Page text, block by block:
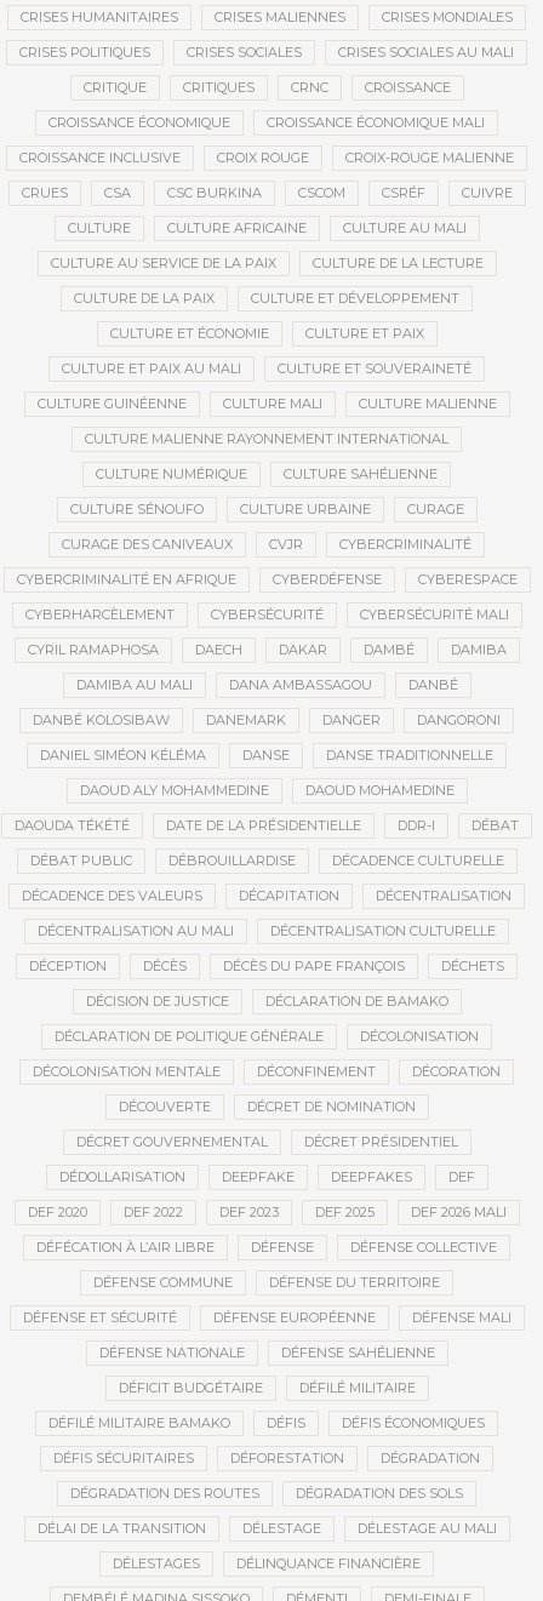
CRISES HUMANITAIRES CRISES MALIENNES CRISES MONDIALES
CRISES POLITIQUES CRISES SOCIALES CRISES SOCIALES AU MALI
CRITIQUE CRITIQUES CRNC CROISSANCE
CROISSANCE ÉCONOMIQUE CROISSANCE ÉCONOMIQUE MALI
CROISSANCE INCLUSIVE CROIX ROUGE CROIX-ROUGE MALIENNE
CRUES CSA CSC BURKINA CSCOM CSRÉF CUIVRE
CULTURE CULTURE AFRICAINE CULTURE AU MALI
CULTURE AU SERVICE DE LA PAIX CULTURE DE LA LECTURE
CULTURE DE LA PAIX CULTURE ET DÉVELOPPEMENT
CULTURE ET ÉCONOMIE CULTURE ET PAIX
CULTURE ET PAIX AU MALI CULTURE ET SOUVERAINETÉ
CULTURE GUINÉENNE CULTURE MALI CULTURE MALIENNE
CULTURE MALIENNE RAYONNEMENT INTERNATIONAL
CULTURE NUMÉRIQUE CULTURE SAHÉLIENNE
CULTURE SÉNOUFO CULTURE URBAINE CURAGE
CURAGE DES CANIVEAUX CVJR CYBERCRIMINALITÉ
CYBERCRIMINALITÉ EN AFRIQUE CYBERDÉFENSE CYBERESPACE
CYBERHARCÈLEMENT CYBERSÉCURITÉ CYBERSÉCURITÉ MALI
CYRIL RAMAPHOSA DAECH DAKAR DAMBÉ DAMIBA
DAMIBA AU MALI DANA AMBASSAGOU DANBÉ
DANBÉ KOLOSIBAW DANEMARK DANGER DANGORONI
DANIEL SIMÉON KÉLÉMA DANSE DANSE TRADITIONNELLE
DAOUD ALY MOHAMMEDINE DAOUD MOHAMEDINE
DAOUDA TÉKÉTÉ DATE DE LA PRÉSIDENTIELLE DDR-I DÉBAT
DÉBAT PUBLIC DÉBROUILLARDISE DÉCADENCE CULTURELLE
DÉCADENCE DES VALEURS DÉCAPITATION DÉCENTRALISATION
DÉCENTRALISATION AU MALI DÉCENTRALISATION CULTURELLE
DÉCEPTION DÉCÈS DÉCÈS DU PAPE FRANÇOIS DÉCHETS
DÉCISION DE JUSTICE DÉCLARATION DE BAMAKO
DÉCLARATION DE POLITIQUE GÉNÉRALE DÉCOLONISATION
DÉCOLONISATION MENTALE DÉCONFINEMENT DÉCORATION
DÉCOUVERTE DÉCRET DE NOMINATION
DÉCRET GOUVERNEMENTAL DÉCRET PRÉSIDENTIEL
DÉDOLLARISATION DEEPFAKE DEEPFAKES DEF
DEF 2020 DEF 2022 DEF 2023 DEF 2025 DEF 2026 MALI
DÉFÉCATION À L’AIR LIBRE DÉFENSE DÉFENSE COLLECTIVE
DÉFENSE COMMUNE DÉFENSE DU TERRITOIRE
DÉFENSE ET SÉCURITÉ DÉFENSE EUROPÉENNE DÉFENSE MALI
DÉFENSE NATIONALE DÉFENSE SAHÉLIENNE
DÉFICIT BUDGÉTAIRE DÉFILÉ MILITAIRE
DÉFILÉ MILITAIRE BAMAKO DÉFIS DÉFIS ÉCONOMIQUES
DÉFIS SÉCURITAIRES DÉFORESTATION DÉGRADATION
DÉGRADATION DES ROUTES DÉGRADATION DES SOLS
DÉLAI DE LA TRANSITION DÉLESTAGE DÉLESTAGE AU MALI
DÉLESTAGES DÉLINQUANCE FINANCIÈRE